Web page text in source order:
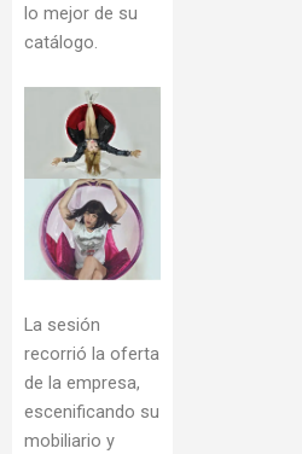
lo mejor de su
catálogo.
La sesión
recorrió la oferta
de la empresa,
escenificando su
mobiliario y